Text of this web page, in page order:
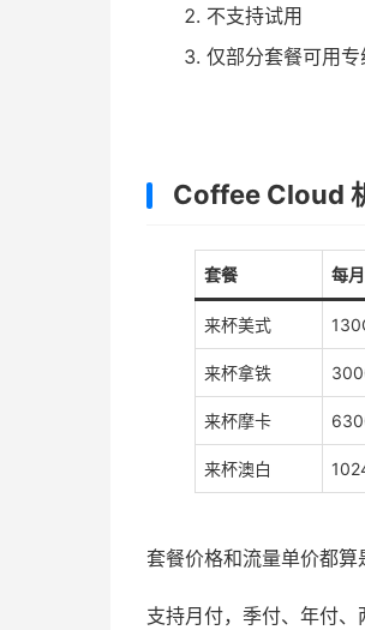
不支持试用
仅部分套餐可用专
Coffee Cloud
套餐 每
来杯美式
来杯拿铁
来杯摩卡
来杯澳白
套餐价格和流量单价都算
支持月付，季付、年付